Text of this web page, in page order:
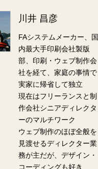
川井 昌彦
FAシステムメーカー、国
内最大手印刷会社製版
部、印刷・ウェブ制作会
社を経て、家庭の事情で
実家に帰省して独立
現在はフリーランスと制
作会社シニアディレクタ
ーのマルチワーク
ウェブ制作のほぼ全般を
見渡せるディレクター業
務が主だが、デザイン・
コーディングも好き